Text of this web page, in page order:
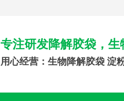
专注研发降解胶袋，
用心经营：生物降解胶袋 淀